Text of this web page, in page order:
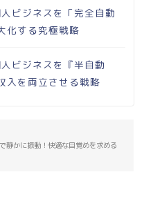
ビジネスを「完全自動
化する究極戦略
ビジネスを『半自動
入を両立させる戦略
静かに振動！快適な目覚めを求める